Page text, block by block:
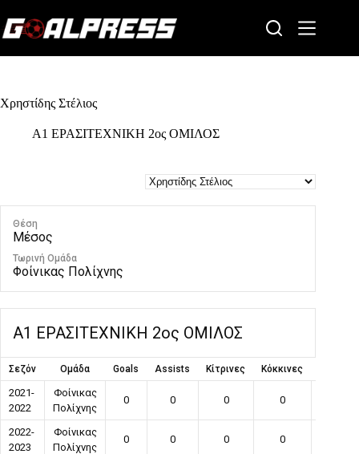
to
content
Χρηστίδης Στέλιος
Α1 ΕΡΑΣΙΤΕΧΝΙΚΗ 2ος ΟΜΙΛΟΣ
Θέση
Μέσος
Τωρινή Ομάδα
Φοίνικας Πολίχνης
Α1 ΕΡΑΣΙΤΕΧΝΙΚΗ 2ος ΟΜΙΛΟΣ
Σεζόν Ομάδα Goals Assists Κίτρινες Κόκκινες
2021-
2022
Φοίνικας
Πολίχνης
0 0 0 0
2022-
2023
Φοίνικας
Πολίχνης
0 0 0 0